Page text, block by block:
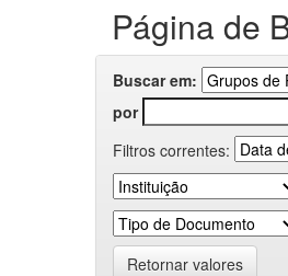
Página de
Buscar em:
por
Filtros correntes:
Retornar valores